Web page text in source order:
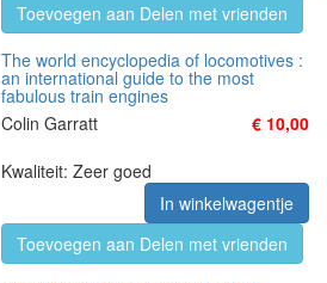
Toevoegen aan Delen met vrienden
The world encyclopedia of locomotives :
an international guide to the most
fabulous train engines
Colin Garratt
€ 10,00
Kwaliteit: Zeer goed
In winkelwagentje
Toevoegen aan Delen met vrienden